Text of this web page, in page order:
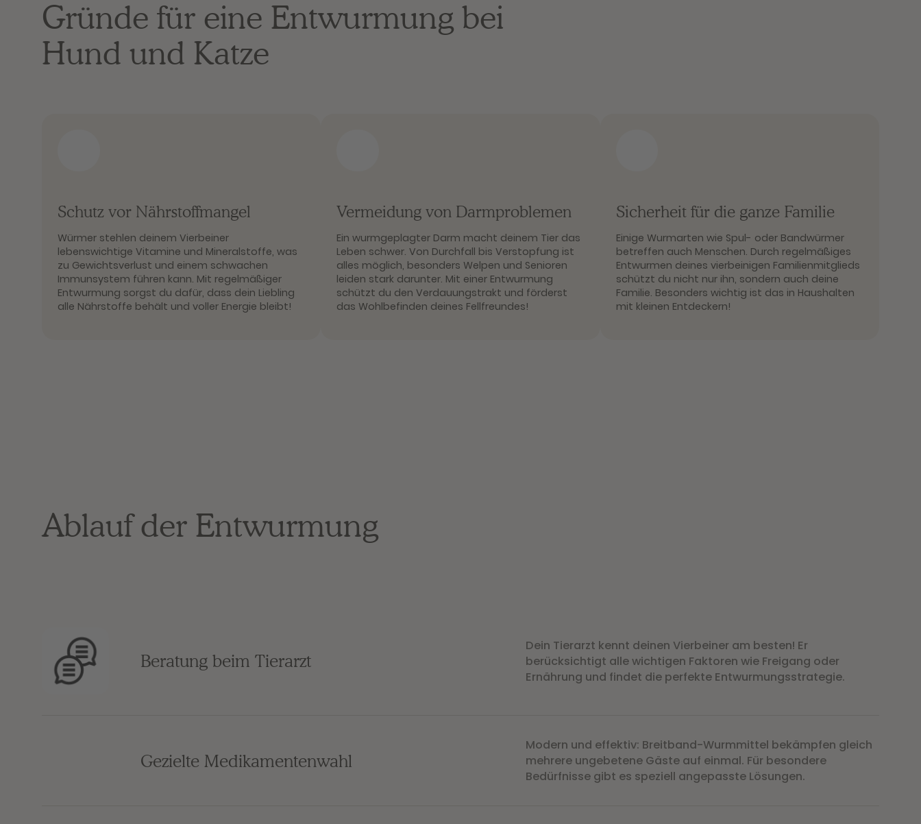
Gründe für eine Entwurmung bei
Hund und Katze
Schutz vor Nährstoffmangel
Würmer stehlen deinem Vierbeiner
lebenswichtige Vitamine und Mineralstoffe, was
zu Gewichtsverlust und einem schwachen
Immunsystem führen kann. Mit regelmäßiger
Entwurmung sorgst du dafür, dass dein Liebling
alle Nährstoffe behält und voller Energie bleibt!
Vermeidung von Darmproblemen
Ein wurmgeplagter Darm macht deinem Tier das
Leben schwer. Von Durchfall bis Verstopfung ist
alles möglich, besonders Welpen und Senioren
leiden stark darunter. Mit einer Entwurmung
schützt du den Verdauungstrakt und förderst
das Wohlbefinden deines Fellfreundes!
Sicherheit für die ganze Familie
Einige Wurmarten wie Spul- oder Bandwürmer
betreffen auch Menschen. Durch regelmäßiges
Entwurmen deines vierbeinigen Familienmitglieds
schützt du nicht nur ihn, sondern auch deine
Familie. Besonders wichtig ist das in Haushalten
mit kleinen Entdeckern!
Ablauf der Entwurmung
Beratung beim Tierarzt
Dein Tierarzt kennt deinen Vierbeiner am besten! Er
berücksichtigt alle wichtigen Faktoren wie Freigang oder
Ernährung und findet die perfekte Entwurmungsstrategie.
Gezielte Medikamentenwahl
Modern und effektiv: Breitband-Wurmmittel bekämpfen gleich
mehrere ungebetene Gäste auf einmal. Für besondere
Bedürfnisse gibt es speziell angepasste Lösungen.